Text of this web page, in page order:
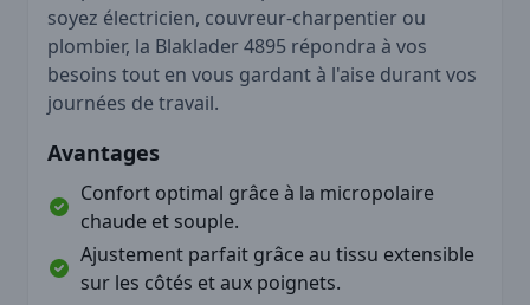
soyez électricien, couvreur-charpentier ou
plombier, la Blaklader 4895 répondra à vos
besoins tout en vous gardant à l'aise durant vos
journées de travail.
Avantages
Confort optimal grâce à la micropolaire
chaude et souple.
Ajustement parfait grâce au tissu extensible
sur les côtés et aux poignets.